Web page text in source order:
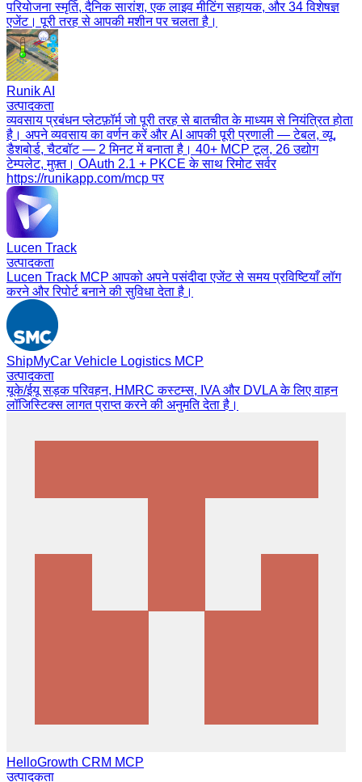
परियोजना स्मृति, दैनिक सारांश, एक लाइव मीटिंग सहायक, और 34 विशेषज्ञ
एजेंट। पूरी तरह से आपकी मशीन पर चलता है।
Runik AI
उत्पादकता
व्यवसाय प्रबंधन प्लेटफ़ॉर्म जो पूरी तरह से बातचीत के माध्यम से नियंत्रित होता
है। अपने व्यवसाय का वर्णन करें और AI आपकी पूरी प्रणाली — टेबल, व्यू,
डैशबोर्ड, चैटबॉट — 2 मिनट में बनाता है। 40+ MCP टूल, 26 उद्योग
टेम्पलेट, मुफ़्त। OAuth 2.1 + PKCE के साथ रिमोट सर्वर
https://runikapp.com/mcp पर
Lucen Track
उत्पादकता
Lucen Track MCP आपको अपने पसंदीदा एजेंट से समय प्रविष्टियाँ लॉग
करने और रिपोर्ट बनाने की सुविधा देता है।
ShipMyCar Vehicle Logistics MCP
उत्पादकता
यूके/ईयू सड़क परिवहन, HMRC कस्टम्स, IVA और DVLA के लिए वाहन
लॉजिस्टिक्स लागत प्राप्त करने की अनुमति देता है।
HelloGrowth CRM MCP
उत्पादकता